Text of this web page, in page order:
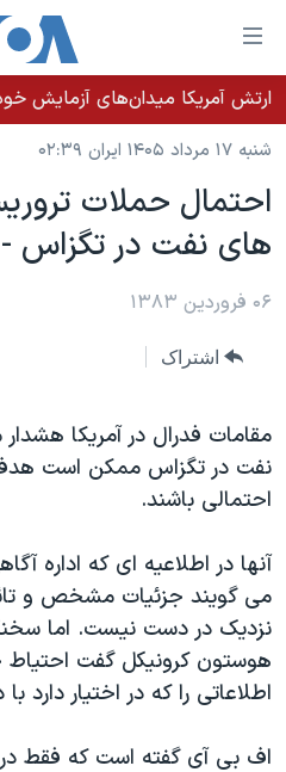
لینکهای
قابل
دسترسی
جهش
محتوای
اصلی
به
اصلی
به
جستجو
خانه
نسخه سبک وب‌سایت
موضوع ها
ایران
آمریکا
گزیده‌ها
ویژه برنامه‌ها
ویدیوها
فرهنگ و زندگی
حقوق شهروندی
اقتصادی
علم و فناوری
برنامه های تلویزیونی
جدول برنامه ها
صفحه‌های ویژه
عملیات خشم حماسی
۲۵۰سالگی آمریکا
بایگانی برنامه‌های تلویزیونی
مستندها
انتخابات ریاست جمهوری آمریکا ۲۰۲۴
حمله جمهوری اسلامی به اسرائیل
رمز مهسا
پخش رادیویی
یادگیری زبان انگلیسی
دنبال کنید
شنبه ۱۷ مرداد ۱۴۰۵ ایران ۰۲:۳۹
احتمال حملات
های نفت در تگزاس - 2004-03-25
۰۶ فروردین ۱۳۸۳
اشتراک
مقامات فدرال در آمريکا
نفت در تگزاس ممکن است
احتمالی باشند.
آنها در اطلاعيه ای که اداره
می گويند جزئيات مشخص و
نزديک در دست نيست. اما
هوستون کرونيکل گفت
اطلاعاتی را که در اختيار دارد
اف بی آی گفته است که فقط